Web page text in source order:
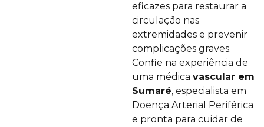
eficazes para restaurar a
circulação nas
extremidades e prevenir
complicações graves.
Confie na experiência de
uma médica vascular em
Sumaré, especialista em
Doença Arterial Periférica
e pronta para cuidar de